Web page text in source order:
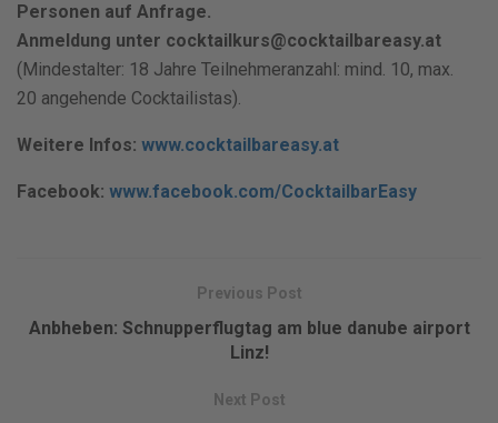
Personen auf Anfrage.
Anmeldung unter cocktailkurs@cocktailbareasy.at
(Mindestalter: 18 Jahre Teilnehmeranzahl: mind. 10, max.
20 angehende Cocktailistas).
Weitere Infos: www.cocktailbareasy.at
Facebook: www.facebook.com/CocktailbarEasy
Previous Post
Anbheben: Schnupperflugtag am blue danube airport
Linz!
Next Post